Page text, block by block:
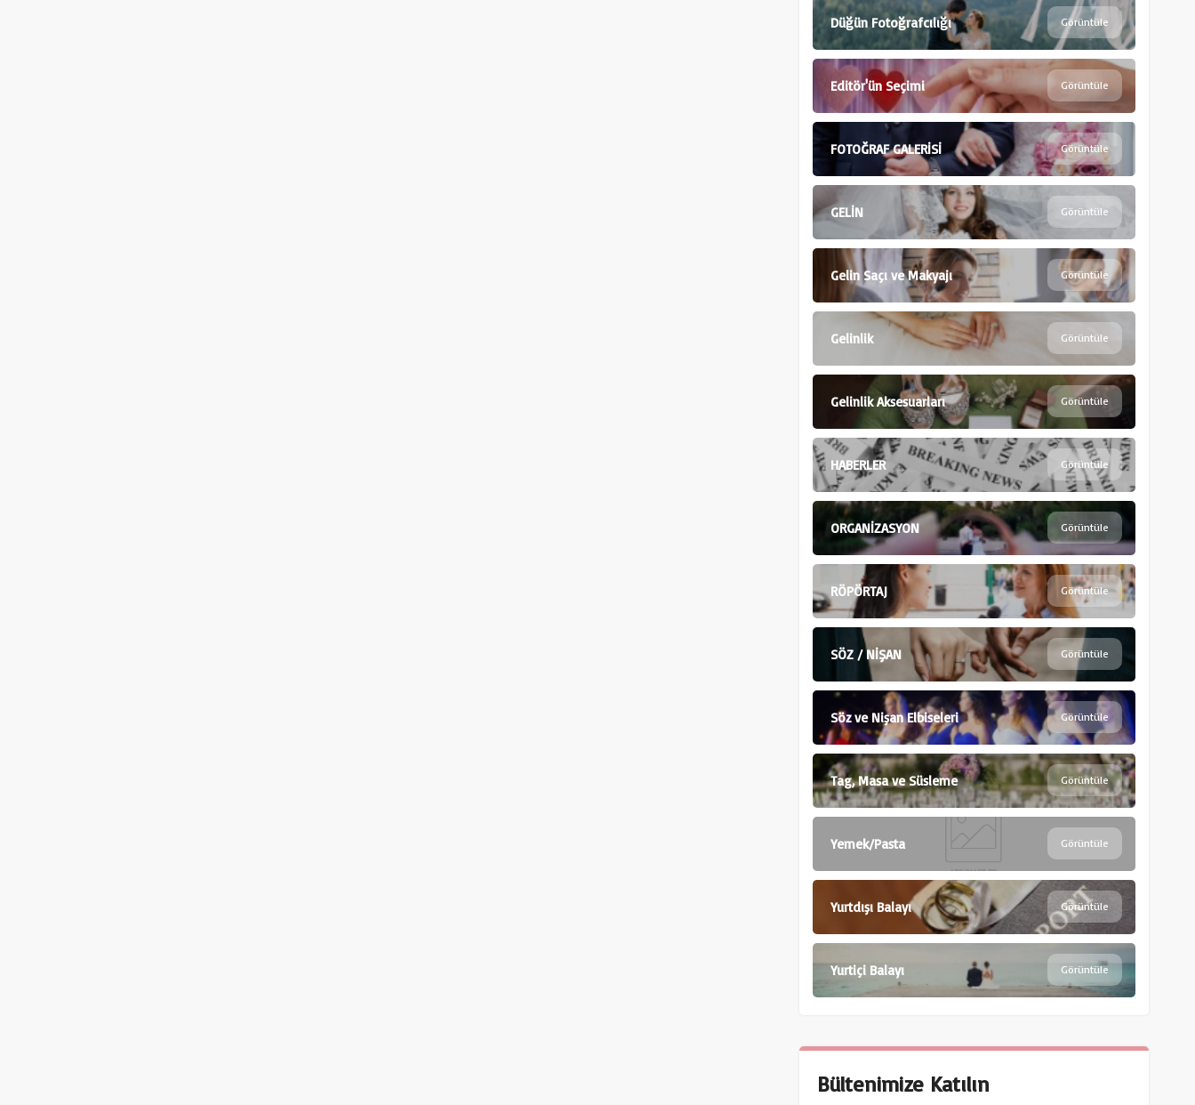
Düğün Fotoğrafcılığı Görüntüle
Editör'ün Seçimi Görüntüle
FOTOĞRAF GALERİSİ Görüntüle
GELİN Görüntüle
Gelin Saçı ve Makyajı Görüntüle
Gelinlik Görüntüle
Gelinlik Aksesuarları Görüntüle
HABERLER Görüntüle
ORGANİZASYON Görüntüle
RÖPÖRTAJ Görüntüle
SÖZ / NİŞAN Görüntüle
Söz ve Nişan Elbiseleri Görüntüle
Tag, Masa ve Süsleme Görüntüle
Yemek/Pasta Görüntüle
Yurtdışı Balayı Görüntüle
Yurtiçi Balayı Görüntüle
Bültenimize Katılın